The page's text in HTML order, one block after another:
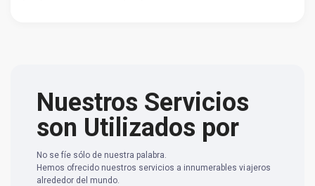
Nuestros Servicios
son Utilizados por
No se fíe sólo de nuestra palabra.
Hemos ofrecido nuestros servicios a innumerables viajeros
alrededor del mundo.